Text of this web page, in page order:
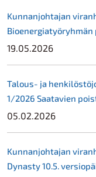
Kunnanjohtajan
19.05.2026
Talous- ja
1/2026 Saatavien
05.02.2026
Kunnanjohtajan
Dynasty 10.5.